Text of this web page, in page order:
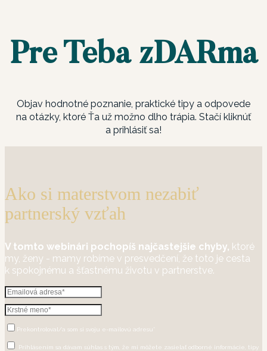
Pre Teba zDARma
Objav hodnotné poznanie, praktické tipy a odpovede
na otázky, ktoré Ťa už možno dlho trápia. Stačí kliknúť
a prihlásiť sa!
Ako si materstvom nezabiť
partnerský vzťah
V tomto webinári pochopíš najčastejšie chyby, ktoré
my, ženy - mamy robíme v presvedčení, že toto je cesta
k spokojnému a šťastnému životu v partnerstve.
Prekontroloval/a som si svoju e-mailovú adresu*
Prihlásením sa dávam súhlas s tým, že mi môžete zasielať odborné informácie, tipy